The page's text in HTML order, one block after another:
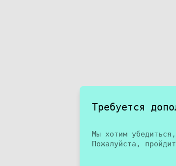
Требуется
Мы хотим
Пожалуйста,